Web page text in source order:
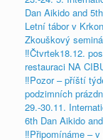
Dan Aikido and
Letní tábor v
Zkouškový
‼️Čtvrtek18.12.
restauraci NA
‼️Pozor – příští
podzimních
29.-30.11.
6th Dan Aikido
‼️Připomínáme –